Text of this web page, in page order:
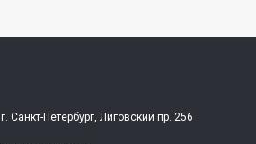
г. Санкт-Петербург, Лиговский пр. 256